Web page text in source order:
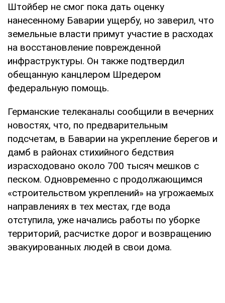
Штойбер не смог пока дать оценку
нанесенному Баварии ущербу, но заверил, что
земельные власти примут участие в расходах
на восстановление поврежденной
инфраструктуры. Он также подтвердил
обещанную канцлером Шредером
федеральную помощь.
Германские телеканалы сообщили в вечерних
новостях, что, по предварительным
подсчетам, в Баварии на укрепление берегов и
дамб в районах стихийного бедствия
израсходовано около 700 тысяч мешков с
песком. Одновременно с продолжающимся
«строительством укреплений» на угрожаемых
направлениях в тех местах, где вода
отступила, уже начались работы по уборке
территорий, расчистке дорог и возвращению
эвакуированных людей в свои дома.